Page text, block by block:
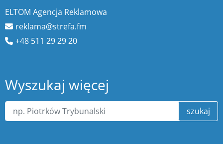
ELTOM Agencja Reklamowa
reklama@strefa.fm
+48 511 29 29 20
Wyszukaj więcej
szukaj